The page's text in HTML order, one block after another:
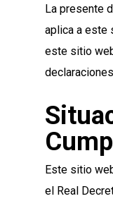
La presente
aplica a este
este sitio
Este sitio
el Real